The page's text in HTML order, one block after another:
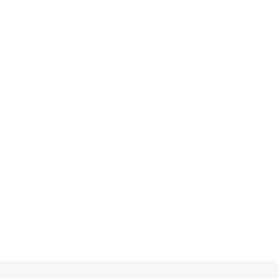
styvhet och resonansdämpning. Frontplattorna har en
material, och tvärgående balkar minimerar
solida spikes, så de kan placeras orubbligt på
i vardagsrummet.
fraktkostnaderna, både under framställning